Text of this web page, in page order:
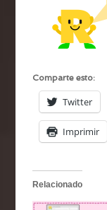
Comparte esto:
Twitter
Imprimir
Relacionado